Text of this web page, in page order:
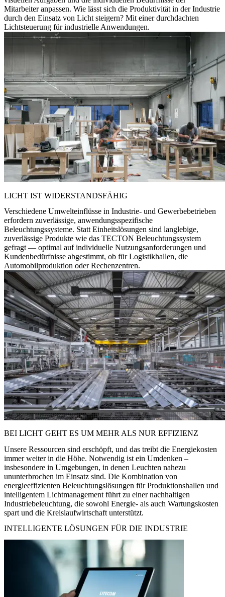
Mitarbeiter anpassen. Wie lässt sich die Produktivität in der Industrie
durch den Einsatz von Licht steigern? Mit einer durchdachten
Lichtsteuerung für industrielle Anwendungen.
LICHT IST WIDERSTANDSFÄHIG
Verschiedene Umwelteinflüsse in Industrie- und Gewerbebetrieben
erfordern zuverlässige, anwendungsspezifische
Beleuchtungssysteme. Statt Einheitslösungen sind langlebige,
zuverlässige Produkte wie das TECTON Beleuchtungssystem
gefragt — optimal auf individuelle Nutzungsanforderungen und
Kundenbedürfnisse abgestimmt, ob für Logistikhallen, die
Automobilproduktion oder Rechenzentren.
BEI LICHT GEHT ES UM MEHR ALS NUR EFFIZIENZ
Unsere Ressourcen sind erschöpft, und das treibt die Energiekosten
immer weiter in die Höhe. Notwendig ist ein Umdenken –
insbesondere in Umgebungen, in denen Leuchten nahezu
ununterbrochen im Einsatz sind. Die Kombination von
energieeffizienten Beleuchtungslösungen für Produktionshallen und
intelligentem Lichtmanagement führt zu einer nachhaltigen
Industriebeleuchtung, die sowohl Energie- als auch Wartungskosten
spart und die Kreislaufwirtschaft unterstützt.
INTELLIGENTE LÖSUNGEN FÜR DIE INDUSTRIE